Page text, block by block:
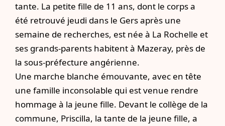
tante. La petite fille de 11 ans, dont le corps a
été retrouvé jeudi dans le Gers après une
semaine de recherches, est née à La Rochelle et
ses grands-parents habitent à Mazeray, près de
la sous-préfecture angérienne.
Une marche blanche émouvante, avec en tête
une famille inconsolable qui est venue rendre
hommage à la jeune fille. Devant le collège de la
commune, Priscilla, la tante de la jeune fille, a